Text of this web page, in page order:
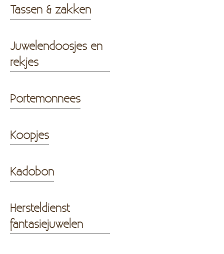
Tassen & zakken
Juwelendoosjes en
rekjes
Portemonnees
Koopjes
Kadobon
Hersteldienst
fantasiejuwelen